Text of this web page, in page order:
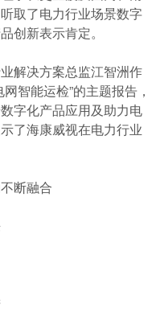
取了电力行业场景数字
创新表示肯定。
解决方案总监江智洲作
智能运检”的主题报告，
字化产品应用及助力电
了海康威视在电力行业
断融合